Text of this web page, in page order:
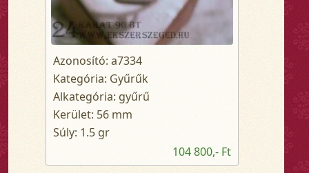
Azonosító: a7334
Kategória: Gyűrűk
Alkategória: gyűrű
Kerület: 56 mm
Súly: 1.5 gr
104 800,- Ft